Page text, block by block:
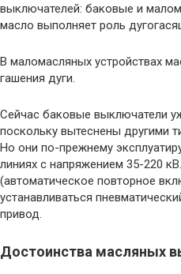
выключателей: баковые и
масло выполняет роль
В маломасляных устройствах
гашения дуги.
Сейчас баковые выключатели
поскольку вытеснены другими
Но они по-прежнему
линиях с напряжением 35-220
(автоматическое повторное
устанавливаться
привод.
Достоинства масляных